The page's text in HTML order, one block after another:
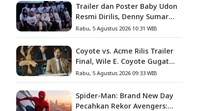
Trailer dan Poster Baby Udon
Resmi Dirilis, Denny Sumargo
Angkat Kisah Nyata Fanny
Kondoh
Rabu, 5 Agustus 2026 10:31 WIB
Coyote vs. Acme Rilis Trailer
Final, Wile E. Coyote Gugat
Acme Corporation ke
Pengadilan
Rabu, 5 Agustus 2026 09:33 WIB
Spider-Man: Brand New Day
Pecahkan Rekor Avengers: